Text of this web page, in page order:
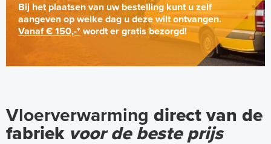
Bij het plaatsen van uw bestelling kunt u zelf
aangeven op welke dag u deze wilt ontvangen.
Vanaf € 150,-* wordt er gratis bezorgd!
Vloerverwarming direct van de
fabriek voor de beste prijs